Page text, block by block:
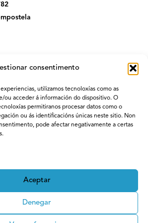
consentimento
utilizamos tecnoloxías como as
ou acceder á información do dispositivo. O
permitiranos procesar datos como o
ou ás identificacións únicas neste sitio. Non
pode afectar negativamente a certas
Aceptar
Denegar